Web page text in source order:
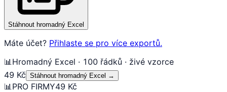
Stáhnout hromadný Excel
Máte účet? Přihlaste se pro více exportů.
📊 Hromadný Excel · 100 řádků · živé vzorce
49 Kč Stáhnout hromadný Excel →
📊 PRO FIRMY49 Kč